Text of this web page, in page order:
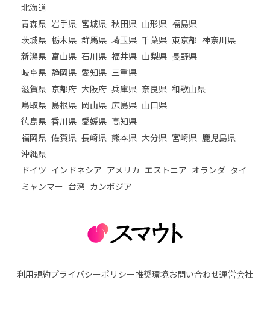
北海道
青森県 岩手県 宮城県 秋田県 山形県 福島県
茨城県 栃木県 群馬県 埼玉県 千葉県 東京都 神奈川県
新潟県 富山県 石川県 福井県 山梨県 長野県
岐阜県 静岡県 愛知県 三重県
滋賀県 京都府 大阪府 兵庫県 奈良県 和歌山県
鳥取県 島根県 岡山県 広島県 山口県
徳島県 香川県 愛媛県 高知県
福岡県 佐賀県 長崎県 熊本県 大分県 宮崎県 鹿児島県
沖縄県
ドイツ インドネシア アメリカ エストニア オランダ タイ
ミャンマー 台湾 カンボジア
利用規約プライバシーポリシー推奨環境お問い合わせ運営会社